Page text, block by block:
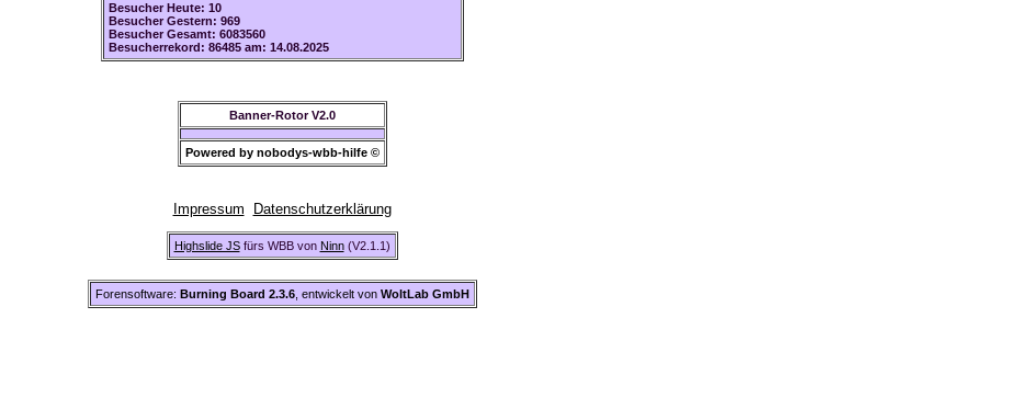
Besucher Heute: 10
Besucher Gestern: 969
Besucher Gesamt: 6083560
Besucherrekord: 86485 am: 14.08.2025
Banner-Rotor V2.0
Powered by nobodys-wbb-hilfe ©
Impressum Datenschutzerklärung
Highslide JSfürs WBB von Ninn(V2.1.1)
Forensoftware: Burning Board 2.3.6, entwickelt von WoltLab GmbH